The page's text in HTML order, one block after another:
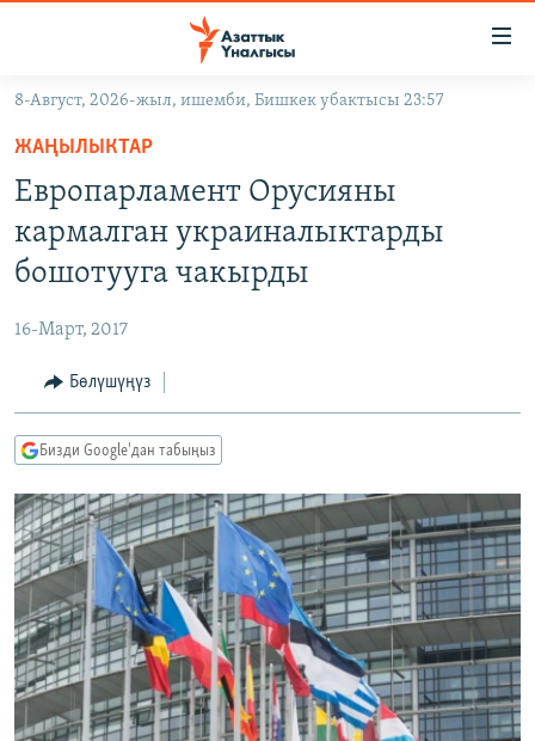
Навигацияга
өтүңүз
Издөөгө
салыңызКЫРГЫЗСТАН
МАДАНИЯТ
ДҮЙНӨ
УКРАИНА
ТВ ПРОГРАММАЛАР
БҮГҮН АЗАТТЫКТА
ДАНИСТЕ
ЭЖЕ-СИҢДИЛЕР
АЗАТТЫК+
ЫҢГАЙСЫЗ СУРООЛОР
ПОДКАСТ
Русский
ОНЛАЙН ШЕРИНЕ
ЭЕ/АРнун бардык сайттары
8-Август, 2026-жыл, ишемби, Бишкек убактысы 23:57
ЖАҢЫЛЫКТАР
Европарламент Орусияны
кармалган украиналыктарды
бошотууга чакырды
16-Март, 2017
Бөлүшүңүз
Бизди Google'дан табыңыз